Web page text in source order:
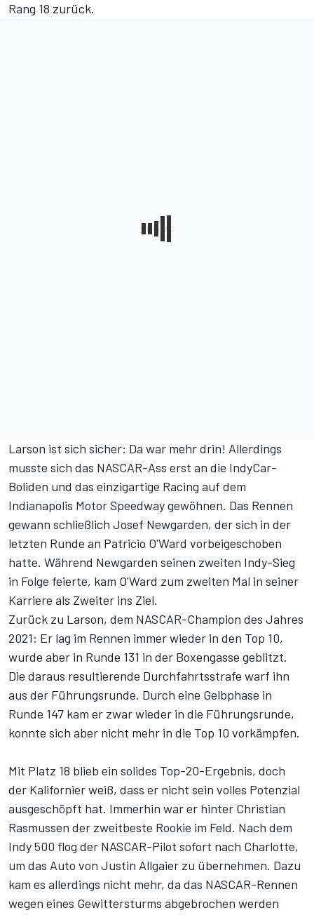
Rang 18 zurück.
Larson ist sich sicher: Da war mehr drin! Allerdings
musste sich das NASCAR-Ass erst an die IndyCar-
Boliden und das einzigartige Racing auf dem
Indianapolis Motor Speedway gewöhnen. Das Rennen
gewann schließlich Josef Newgarden, der sich in der
letzten Runde an Patricio O'Ward vorbeigeschoben
hatte. Während Newgarden seinen zweiten Indy-Sieg
in Folge feierte, kam O'Ward zum zweiten Mal in seiner
Karriere als Zweiter ins Ziel.
Zurück zu Larson, dem NASCAR-Champion des Jahres
2021: Er lag im Rennen immer wieder in den Top 10,
wurde aber in Runde 131 in der Boxengasse geblitzt.
Die daraus resultierende Durchfahrtsstrafe warf ihn
aus der Führungsrunde. Durch eine Gelbphase in
Runde 147 kam er zwar wieder in die Führungsrunde,
konnte sich aber nicht mehr in die Top 10 vorkämpfen.
Mit Platz 18 blieb ein solides Top-20-Ergebnis, doch
der Kalifornier weiß, dass er nicht sein volles Potenzial
ausgeschöpft hat. Immerhin war er hinter Christian
Rasmussen der zweitbeste Rookie im Feld. Nach dem
Indy 500 flog der NASCAR-Pilot sofort nach Charlotte,
um das Auto von Justin Allgaier zu übernehmen. Dazu
kam es allerdings nicht mehr, da das NASCAR-Rennen
wegen eines Gewittersturms abgebrochen werden